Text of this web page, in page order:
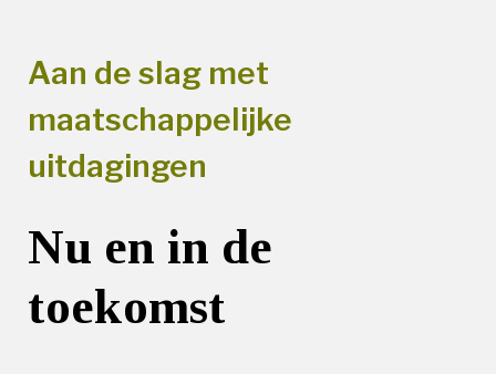
Aan de slag met
maatschappelijke
uitdagingen
Nu en in de
toekomst